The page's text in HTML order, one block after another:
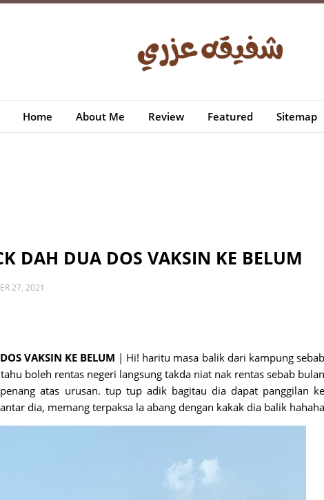
Home About Me Review Featured Sitemap
DAH DUA DOS VAKSIN KE BELUM
27, 2021
VAKSIN KE BELUM | Hi! haritu masa balik dari kampung sebab
boleh rentas negeri langsung takda niat nak rentas sebab bulan
atas urusan. tup tup adik bagitau dia dapat panggilan ke
dia, memang terpaksa la abang dengan kakak dia balik hahaha